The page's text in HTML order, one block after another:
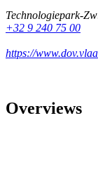
Technologiepark-
+32 9 240 75 00
https://
Overviews